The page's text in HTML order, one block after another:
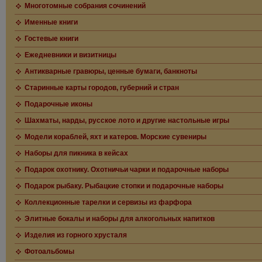
Многотомные собрания сочинений
Именные книги
Гостевые книги
Ежедневники и визитницы
Антикварные гравюры, ценные бумаги, банкноты
Старинные карты городов, губерний и стран
Подарочные иконы
Шахматы, нарды, русское лото и другие настольные игры
Модели кораблей, яхт и катеров. Морские сувениры
Наборы для пикника в кейсах
Подарок охотнику. Охотничьи чарки и подарочные наборы
Подарок рыбаку. Рыбацкие стопки и подарочные наборы
Коллекционные тарелки и сервизы из фарфора
Элитные бокалы и наборы для алкогольных напитков
Изделия из горного хрусталя
Фотоальбомы